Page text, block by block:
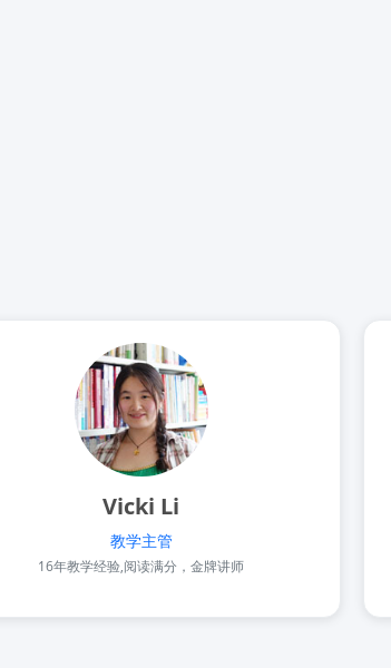
Vicki Li
教学主管
16年教学经验,阅读满分，金牌讲师